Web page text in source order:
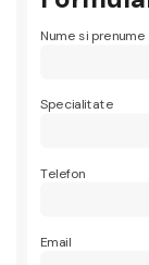
Nume si prenume
Specialitate
Telefon
Email